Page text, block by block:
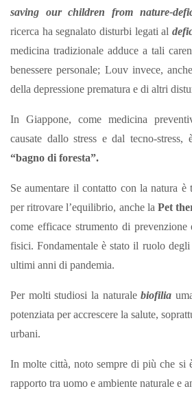
saving our children from nature-
ricerca ha segnalato disturbi legati al
medicina tradizionale adduce a tali
benessere personale; Louv invece,
della depressione prematura e di altri
In Giappone, come medicina
causate dallo stress e dal tecno-
“bagno di foresta”.
Se aumentare il contatto con la natura è
per ritrovare l’equilibrio, anche laPet
come efficace strumento di
fisici. Fondamentale è stato il ruolo
ultimi anni di pandemia.
Per molti studiosi la naturale biofilia
potenziata per accrescere la salute,
urbani.
In molte città, noto sempre di più che si
rapporto tra uomo e ambiente naturale e